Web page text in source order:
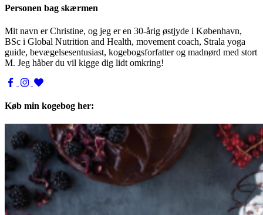
Personen bag skærmen
Mit navn er Christine, og jeg er en 30-årig østjyde i København,
BSc i Global Nutrition and Health, movement coach, Strala yoga
guide, bevægelsesentusiast, kogebogsforfatter og madnørd med stort
M. Jeg håber du vil kigge dig lidt omkring!
Køb min kogebog her: